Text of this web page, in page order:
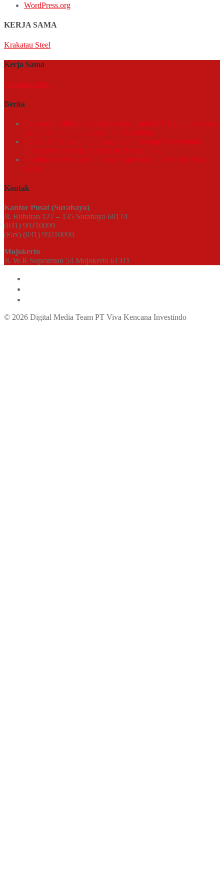
WordPress.org
KERJA SAMA
Krakatau Steel
Kerja Sama
Krakatau Steel
Berita
Peresmian Mill Baru di Mojokerto, Bukti PT Kepuh Kencana
Arum Siap Dukung Suplai ke Distributor
KENCANA Group Dorong Cara Pandang Positif untuk
Produktivitas Kerja di Semester Kedua 2026
Pelatihan APAR Bekali Karyawan Hadapi Potensi Risiko
Kerja
Kontak
Kantor Pusat (Surabaya)
Jl. Bubutan 127 – 135 Surabaya 60174
(031) 99210099
(Fax) (031) 99210090
Mojokerto
Jl. W.R Supratman 53 Mojokerto 61311
© 2026 Digital Media Team PT Viva Kencana Investindo